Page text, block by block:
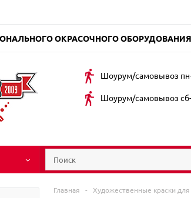
ОКРАСОЧНОГО ОБОРУДОВАНИЯ
Шоурум/самовывоз пн-
Шоурум/самовывоз сб-
Главная - Художественные краски для